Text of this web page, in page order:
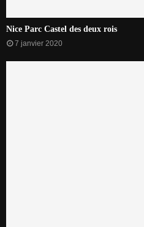
Nice Parc Castel des deux rois
7 janvier 2020